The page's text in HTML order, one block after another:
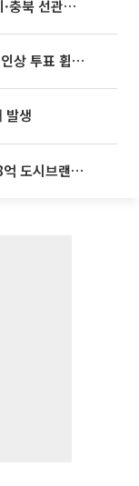
추가 압수수색
‘나솔사계’ 국화, 결별 후 재등장⋯첫인상 투표 휩쓸고 ‘인기녀’ 등극
발생
실 CI 업체가 수행